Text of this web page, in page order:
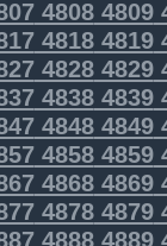
48084809
48184819
48284829
48384839
48484849
48584859
48684869
48784879
48884889